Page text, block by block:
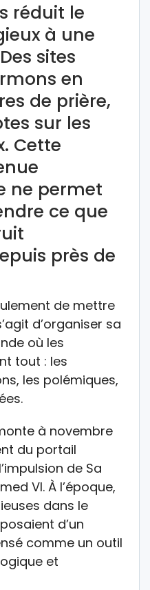
réduit le
à une
sites
en
de prière,
sur les
Cette
ne permet
ce que
près de
de mettre
d’organiser sa
où les
tout : les
les polémiques,
à novembre
du portail
de Sa
VI. À l’époque,
dans le
d’un
comme un outil
et